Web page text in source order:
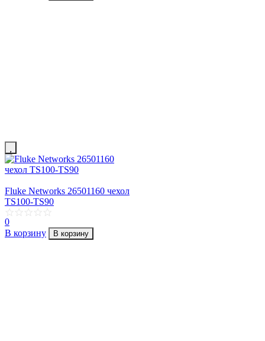
Fluke Networks 26501160 чехол
TS100-TS90
0
В корзину
В корзину